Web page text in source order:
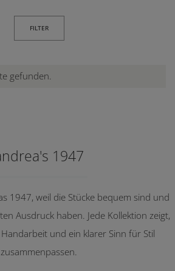
FILTER
gefunden.
1947
1947, weil die Stücke bequem sind und
Ausdruck haben. Jede Kollektion zeigt,
und ein klarer Sinn für Stil
zusammenpassen.